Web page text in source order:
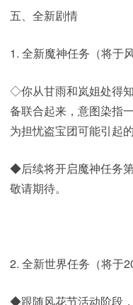
五、全新剧情
1. 全新魔神任务（将于
◇你从甘雨和岚姐处得
备联合起来，意图染指
为担忧盗宝团可能引起
◆后续将开启魔神任务
敬请期待。
2. 全新世界任务（将于
◆跟随风花节活动阶段